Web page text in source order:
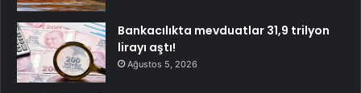
Bankacılıkta mevduatlar 31,9 trilyon
lirayı aştı!
Ağustos 5, 2026